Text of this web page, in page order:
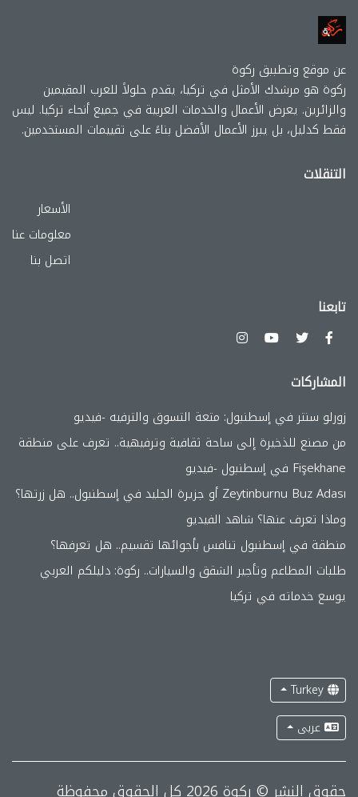
عن موقع وتطببق ركوة
ركوة هو مرشدك الأمثل في تركيا، يقدم حلولاً للعرب المقيمين
والزائرين. يعرض الأعمال والخدمات العربية في جميع أنحاء تركيا. ليس
فقط كدليل، بل يبرز الأعمال الأفضل بناءً على تقييمات المستخدمين.
التنقلات
الأسعار
معلومات عنا
اتصل بنا
تابعنا
المشاركات
زورلو سنتر في إسطنبول: متعة التسوق والترفيه -فيديو
من مصنع للذخيرة إلى ساحة ثقافية وترفيهية.. تعرف على منطقة
Fişekhane في إسطنبول -فيديو
Zeytinburnu Buz Adası أو جزيرة الجليد في إسطنبول.. هل زرتها؟
وماذا تعرف عنها؟ شاهد الفيديو
منطقة في إسطنبول تنافس بأجوائها تقسيم.. هل تعرفها؟
طلبات المطاعم وتأجير الشقق والسيارات.. ركوة: دليلكم العربي
يوسع خدماته في تركيا
Turkey
عربى
حقوق النشر © ركوة 2026 كل الحقوق محفوظة